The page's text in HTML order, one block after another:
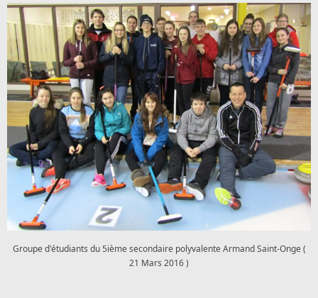
Groupe d'étudiants du 5ième secondaire polyvalente Armand Saint-Onge (
21 Mars 2016 )